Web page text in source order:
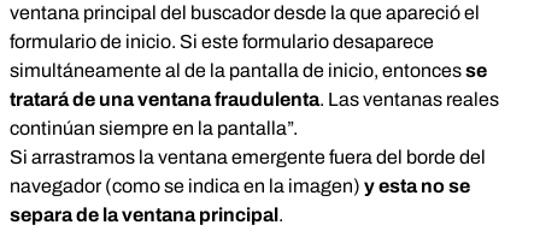
ventana principal del buscador desde la que apareció el
formulario de inicio. Si este formulario desaparece
simultáneamente al de la pantalla de inicio, entoncesse
tratará de una ventana fraudulenta. Las ventanas reales
continúan siempre en la pantalla”.
Si arrastramos la ventana emergente fuera del borde del
navegador(como se indica en la imagen) y esta no se
separa de la ventana principal.